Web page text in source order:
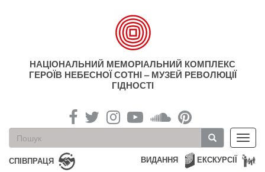
НАЦІОНАЛЬНИЙ МЕМОРІАЛЬНИЙ КОМПЛЕКС
ГЕРОЇВ НЕБЕСНОЇ СОТНІ – МУЗЕЙ РЕВОЛЮЦІЇ
ГІДНОСТІ
Пошукова
форма
Пошук
СПІВПРАЦЯ ЕКСКУРСІЇ
ВИДАННЯ